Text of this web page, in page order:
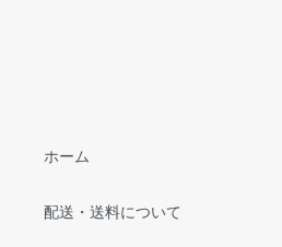
ホーム
配送・送料について